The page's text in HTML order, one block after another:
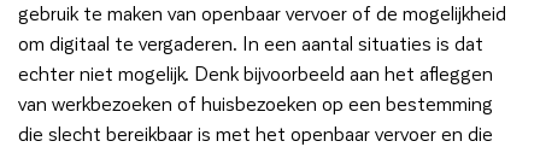
gebruik te maken van openbaar vervoer of de mogelijkheid
om digitaal te vergaderen. In een aantal situaties is dat
echter niet mogelijk. Denk bijvoorbeeld aan het afleggen
van werkbezoeken of huisbezoeken op een bestemming
die slecht bereikbaar is met het openbaar vervoer en die